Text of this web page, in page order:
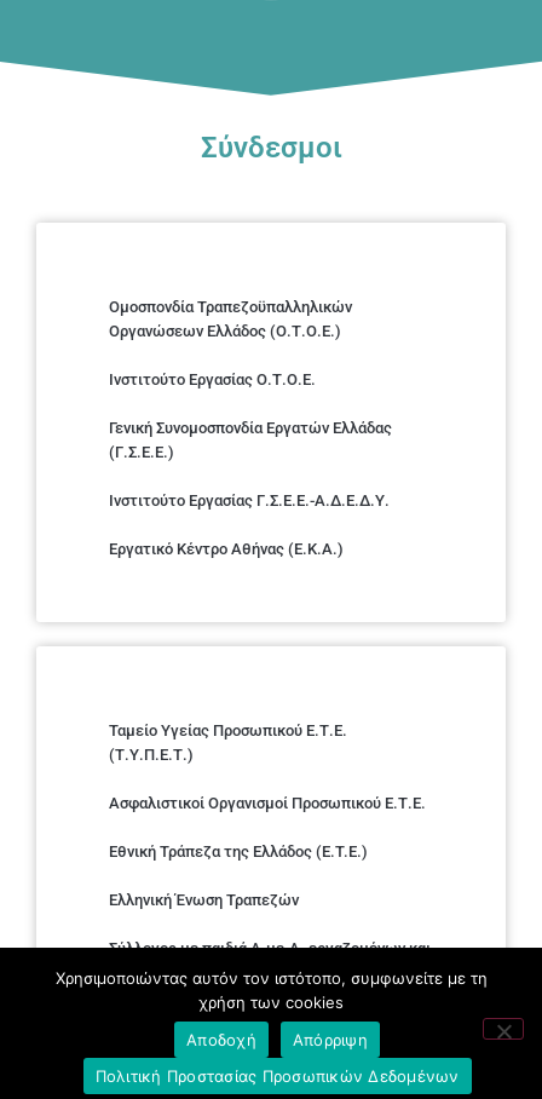
Σύνδεσμοι
Ομοσπονδία Τραπεζοϋπαλληλικών
Οργανώσεων Ελλάδος (Ο.Τ.Ο.Ε.)
Ινστιτούτο Εργασίας Ο.Τ.Ο.Ε.
Γενική Συνομοσπονδία Εργατών Ελλάδας
(Γ.Σ.Ε.Ε.)
Ινστιτούτο Εργασίας Γ.Σ.Ε.Ε.-Α.Δ.Ε.Δ.Υ.
Εργατικό Κέντρο Αθήνας (Ε.Κ.Α.)
Ταμείο Υγείας Προσωπικού Ε.Τ.Ε.
(Τ.Υ.Π.Ε.Τ.)
Ασφαλιστικοί Οργανισμοί Προσωπικού Ε.Τ.Ε.
Εθνική Τράπεζα της Ελλάδος (E.T.E.)
Ελληνική Ένωση Τραπεζών
Σύλλογος με παιδιά Α.με.Α. εργαζομένων και
συνταξιούχων Ε.Τ.Ε.
Υπουργείο Εργασίας και Κοινωνικών
Υποθέσεων
Χρησιμοποιώντας αυτόν τον ιστότοπο, συμφωνείτε με τη
χρήση των cookies
Αποδοχή
Απόρριψη
Πολιτική Προστασίας Προσωπικών Δεδομένων